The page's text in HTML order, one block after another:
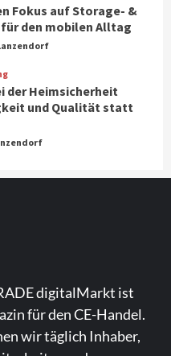
immer mehr auf
Fokus auf Storage- &
für iPhone und
Fokus auf Storage- &
den mobilen Alltag
der Heimsicherheit
und Qualität statt
digitalMarkt ist
für den CE-Handel.
wir täglich Inhaber,